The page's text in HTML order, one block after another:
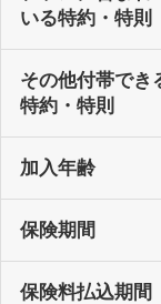
いる特約・特則
その他付帯でき
特約・特則
加入年齢
保険期間
保険料払込期間